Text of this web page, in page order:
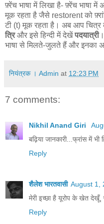
फ़्रेंच भाषा में लिखा है- फ़्रेंच भाषा
मूक रहता है जैसे restorent को
टी (t) मूक रहता है। अब आप चित्र
त्रिऔर इसे हिन्दी में देखेंपदयात्री
भाषा से मिलते-जुलते हैं और इनका
नियंत्रक । Admin at 12:23 PM
7 comments:
Nikhil Anand Giri
बढ़िया जानकारी...फ्रांस में भी
Reply
शैलेश भारतवासी August 1,
मेरी इच्छा है यूरोप के खेत
Reply